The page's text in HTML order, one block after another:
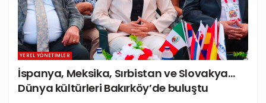
YEREL YÖNETIMLER
İspanya, Meksika, Sırbistan ve Slovakya…
Dünya kültürleri Bakırköy’de buluştu